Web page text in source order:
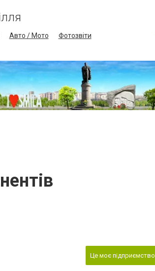
Авто / Мото
Фотозвіти
Це моє підприємство